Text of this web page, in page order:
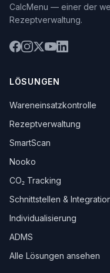
CalcMenu — einer der
Rezeptverwaltung.
LÖSUNGEN
Wareneinsatzkontrolle
Rezeptverwaltung
SmartScan
Nooko
CO₂ Tracking
Schnittstellen &
Individualisierung
ADMS
Alle Lösungen ansehen